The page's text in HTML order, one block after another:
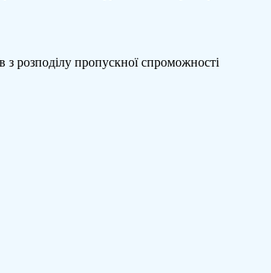
з розподілу пропускної спроможності